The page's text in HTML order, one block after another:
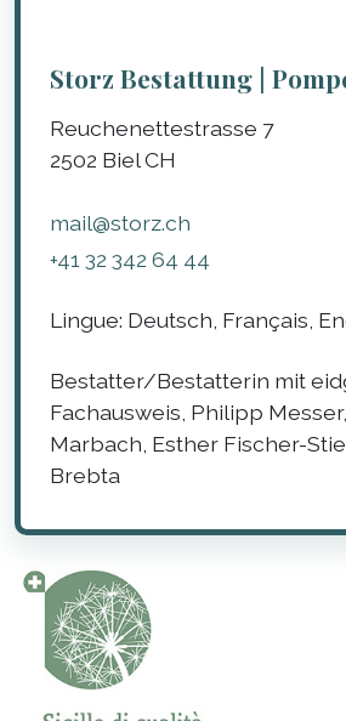
Storz Bestattung |
Reuchenettestrasse 7
2502 Biel CH
mail@storz.ch
+41 32 342 64 44
Lingue: Deutsch, Français,
Bestatter/Bestatterin mit
Fachausweis, Philipp
Marbach, Esther Fischer-
Brebta